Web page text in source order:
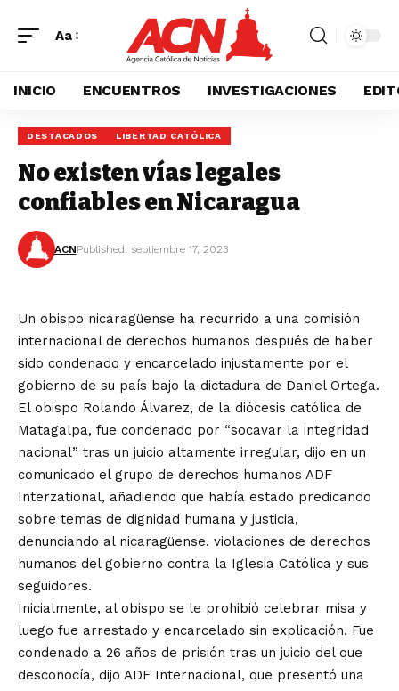
Aa
INICIO ENCUENTROS INVESTIGACIONES
DESTACADOS LIBERTAD CATÓLICA
No existen vías legales
confiables en Nicaragua
ACNPublished: septiembre 17, 2023
Un obispo nicaragüense ha recurrido a una comisión
internacional de derechos humanos después de haber
sido condenado y encarcelado injustamente por el
gobierno de su país bajo la dictadura de Daniel Ortega.
El obispo Rolando Álvarez, de la diócesis católica de
Matagalpa, fue condenado por “socavar la integridad
nacional” tras un juicio altamente irregular, dijo en un
comunicado el grupo de derechos humanos ADF
Interzational, añadiendo que había estado predicando
sobre temas de dignidad humana y justicia,
denunciando al nicaragüense. violaciones de derechos
humanos del gobierno contra la Iglesia Católica y sus
seguidores.
Inicialmente, al obispo se le prohibió celebrar misa y
luego fue arrestado y encarcelado sin explicación. Fue
condenado a 26 años de prisión tras un juicio del que
desconocía, dijo ADF Internacional, que presentó una